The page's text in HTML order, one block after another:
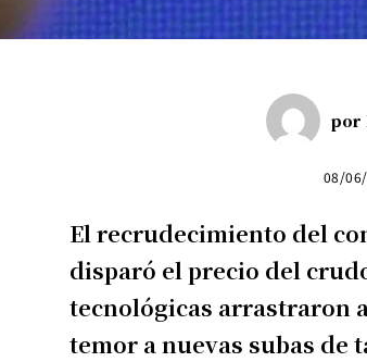
por
08/
El recrudecimiento del
disparó el precio del
tecnológicas arrastraron
temor a nuevas subas de